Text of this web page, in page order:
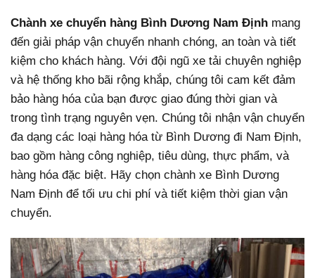
Chành xe chuyển hàng Bình Dương Nam Định mang
đến giải pháp vận chuyển nhanh chóng, an toàn và tiết
kiệm cho khách hàng. Với đội ngũ xe tải chuyên nghiệp
và hệ thống kho bãi rộng khắp, chúng tôi cam kết đảm
bảo hàng hóa của bạn được giao đúng thời gian và
trong tình trạng nguyên vẹn. Chúng tôi nhận vận chuyển
đa dạng các loại hàng hóa từ Bình Dương đi Nam Định,
bao gồm hàng công nghiệp, tiêu dùng, thực phẩm, và
hàng hóa đặc biệt. Hãy chọn chành xe Bình Dương
Nam Định để tối ưu chi phí và tiết kiệm thời gian vận
chuyển.